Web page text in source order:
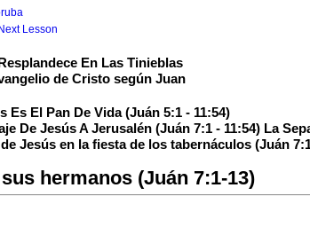
Next Lesson
En Las Tinieblas
de Cristo según Juan
Es El Pan De Vida (Juán 5:1 - 11:54)
De Jesús A Jerusalén (Juán 7:1 - 11:54) La
Jesús en la fiesta de los tabernáculos (Juán
hermanos (Juán 7:1-13)